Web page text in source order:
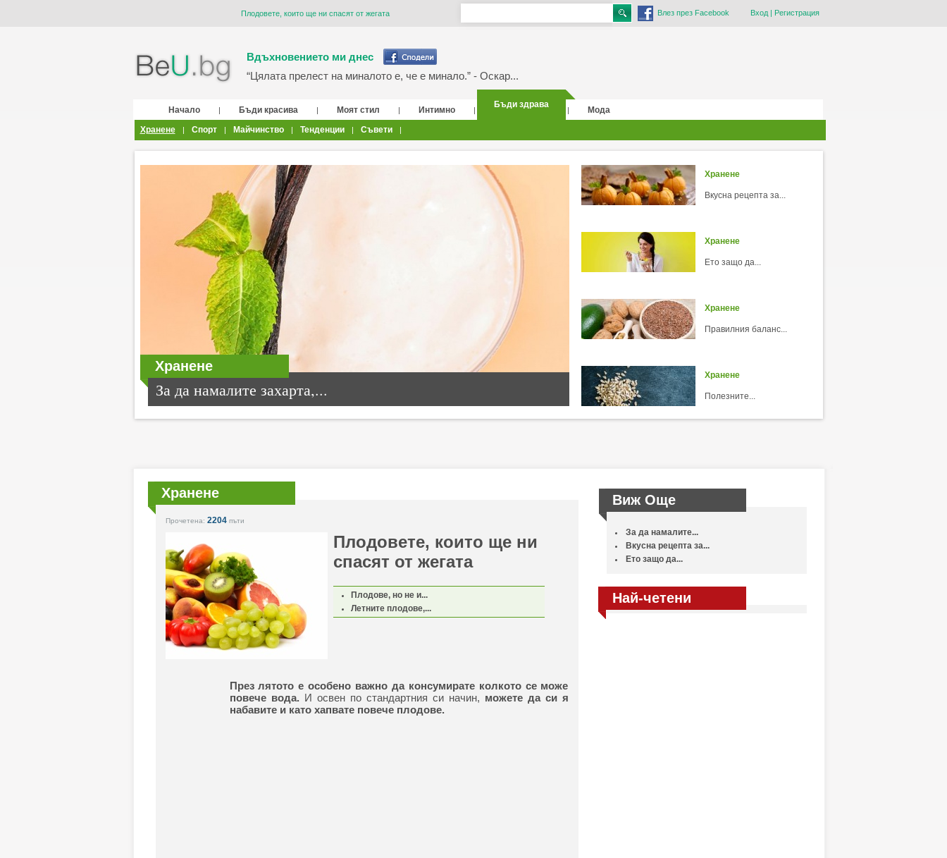
Плодовете, които ще ни спасят от жегата Влез през Facebook Вход| Регистрация
Вдъхновението ми днес
“Цялата прелест на миналото е, че е минало.” - Оскар...
Начало | Бъди красива | Моят стил | Интимно |
Бъди здрава
|
Мода
Хранене
| Спорт | Майчинство | Тенденции | Съвети |
Хранене
За да намалите захарта,...
Хранене
Вкусна рецепта за...
Хранене
Ето защо да...
Хранене
Правилния баланс...
Хранене
Полезните...
Хранене
Прочетена: 2204пъти
Плодовете, които ще ни
спасят от жегата
Плодове, но не и...
Летните плодове,...
През лятото е особено важно да консумирате колкото се може
повече вода. И освен по стандартния си начин, можете да си я
набавите и като хапвате повече плодове.
Виж Още
За да намалите...
Вкусна рецепта за...
Ето защо да...
Най-четени